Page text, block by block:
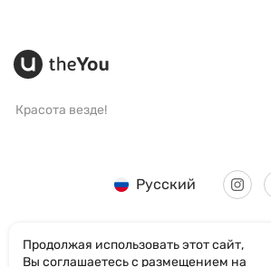
Красота везде!
Русский
Продолжая использовать этот сайт,
Вы соглашаетесь с размещением на